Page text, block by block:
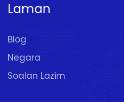
Laman
Blog
Negara
Soalan Lazim